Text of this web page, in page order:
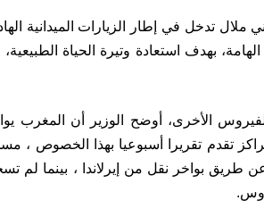
ملال تدخل في إطار الزيارات الميدانية
بهدف استعادة وتيرة الحياة الطبيعية،
الأخرى، أوضح الوزير أن المغرب
تقدم تقريرا أسبوعيا بهذا الخصوص ،
طريق بواخر نقل من إيرلاندا ، بينما لم